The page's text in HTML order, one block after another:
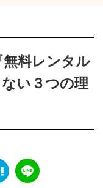
料レンタル
い３つの理